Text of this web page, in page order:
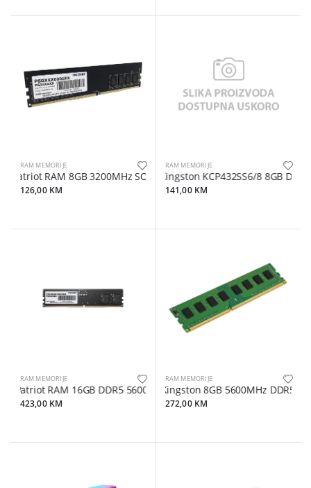
RAM MEMORIJE
Patriot RAM 8GB 3200MHz SODIMM
126,00 KM
RAM MEMORIJE
Kingston KCP432SS6/8 8GB
141,00 KM
RAM MEMORIJE
Patriot RAM 16GB DDR5 5600MHzSODIMM
423,00 KM
RAM MEMORIJE
Kingston 8GB 5600MHz
272,00 KM